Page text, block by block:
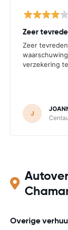
Zeer
Zeer
verzekering
J
Overige